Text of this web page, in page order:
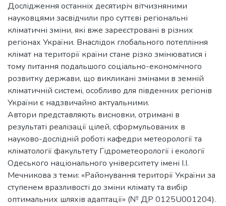
Дослідження останніх десятиріч вітчизняними
науковцями засвідчили про суттєві регіональні
кліматичні зміни, які вже зареєстровані в різних
регіонах України. Внаслідок глобального потепління
клімат на території країни стане різко змінюватися і
тому питання подальшого соціально-економічного
розвитку держави, що викликані змінами в земній
кліматичній системі, особливо для південних регіонів
України є надзвичайно актуальними.
Автори представляють висновки, отримані в
результаті реалізації цілей, сформульованих в
науково-дослідній роботі кафедри метеорології та
кліматології факультету Гідрометеорології і екології
Одеського національного університету імені І.І.
Мечникова з теми: «Районування території України за
ступенем вразливості до зміни клімату та вибір
оптимальних шляхів адаптації» (№ ДР 0125U001204).